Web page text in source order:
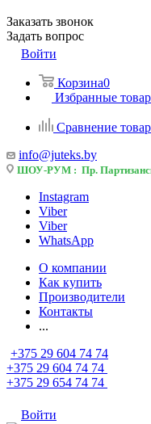
Заказать звонок
Задать вопрос
Войти
Корзина0
Избранные
Сравнение
info@juteks.by
ШОУ-РУМ : Пр.
Instagram
Viber
Viber
WhatsApp
О компании
Как купить
Производители
Контакты
...
+375 29 604 74 74
+375 29 604 74 74
+375 29 654 74 74
Войти